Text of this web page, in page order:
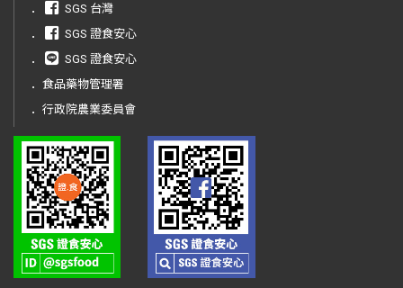
．
SGS 台灣
．
SGS 證食安心
．
SGS 證食安心
． 食品藥物管理署
． 行政院農業委員會